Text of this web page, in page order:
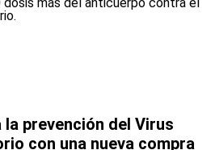
prevención del Virus
con una nueva compra